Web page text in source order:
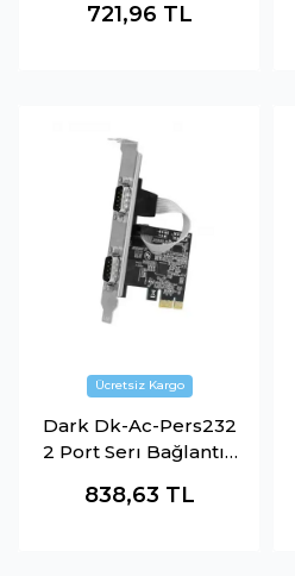
721,96 TL
Dark Dk-Ac-Pers232
2 Port Serı Bağlantılı
838,63 TL